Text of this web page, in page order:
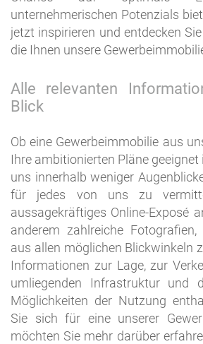
unternehmerischen Potenzials
jetzt inspirieren und entdecken
die Ihnen unsere
Alle relevanten
Blick
Ob eine Gewerbeimmobilie aus
Ihre ambitionierten Pläne geeignet
uns innerhalb weniger
für jedes von uns zu
aussagekräftiges Online-Exposé
anderem zahlreiche
aus allen möglichen Blickwinkeln
Informationen zur Lage, zur
umliegenden Infrastruktur und
Möglichkeiten der Nutzung
Sie sich für eine unserer
möchten Sie mehr darüber